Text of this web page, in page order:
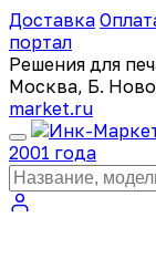
Доставка
портал
Решения для
Москва, Б.
market.ru
2001 года